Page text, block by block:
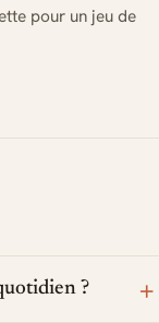
pour un jeu de
? +